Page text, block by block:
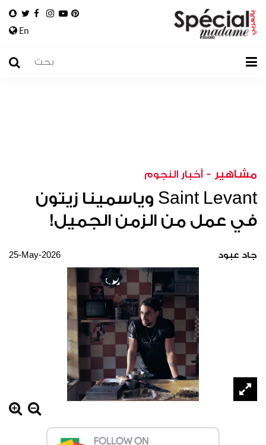
En
مشاهير - أخبار النجوم
Saint Levant وياسمينا زيتون
في عمل من الزمن الجميل!
جاد عبود 25-May-2026